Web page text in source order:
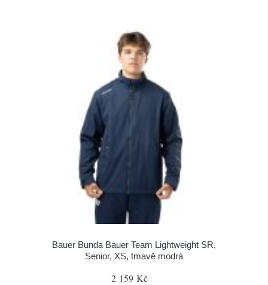
Bauer Bunda Bauer Team Lightweight SR,
Senior, XS, tmavě modrá
2 159 Kč